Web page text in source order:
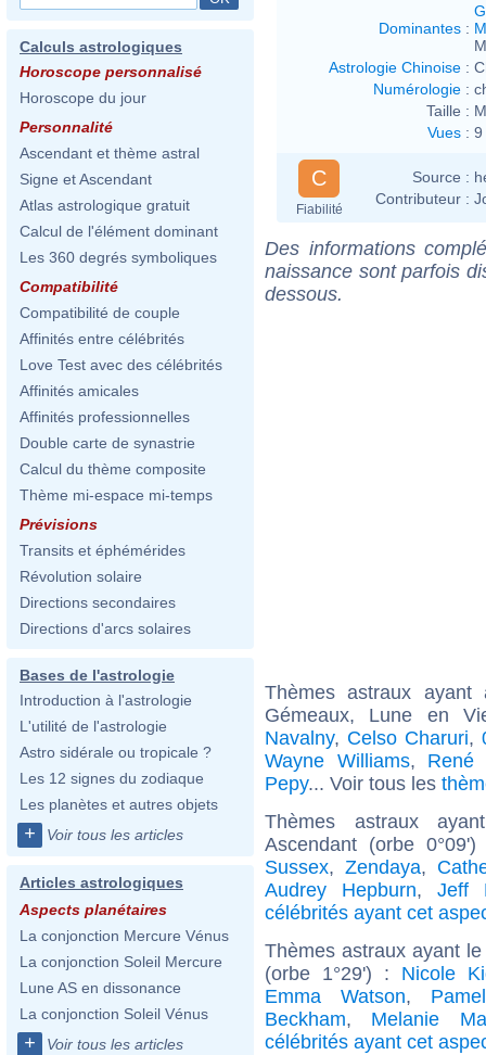
Calculs astrologiques
Horoscope personnalisé
Horoscope du jour
Personnalité
Ascendant et thème astral
Signe et Ascendant
Atlas astrologique gratuit
Calcul de l'élément dominant
Les 360 degrés symboliques
Compatibilité
Compatibilité de couple
Affinités entre célébrités
Love Test avec des célébrités
Affinités amicales
Affinités professionnelles
Double carte de synastrie
Calcul du thème composite
Thème mi-espace mi-temps
Prévisions
Transits et éphémérides
Révolution solaire
Directions secondaires
Directions d'arcs solaires
Bases de l'astrologie
Introduction à l'astrologie
L'utilité de l'astrologie
Astro sidérale ou tropicale ?
Les 12 signes du zodiaque
Les planètes et autres objets
+ Voir tous les articles
Articles astrologiques
Aspects planétaires
La conjonction Mercure Vénus
La conjonction Soleil Mercure
Lune AS en dissonance
La conjonction Soleil Vénus
+ Voir tous les articles
Dominantes :
Astrologie Chinoise :
Numérologie :
Taille :
Vues : 9
C
Fiabilité
Source :
Contributeur :
Des informations
naissance sont parfois
dessous.
Thèmes astraux
Gémeaux, Lune en
Navalny, Celso Charuri,
Wayne Williams, René
Pepy... Voir tous les
Thèmes astraux
Ascendant (orbe
Sussex, Zendaya,
Audrey Hepburn, Jeff
célébrités ayant cet
Thèmes astraux ayant
(orbe 1°29') : Nicole
Emma Watson,
Beckham, Melanie
célébrités ayant cet